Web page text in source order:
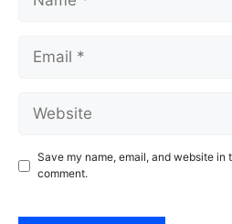
Email
Website
Save my name, email, and website in
comment.